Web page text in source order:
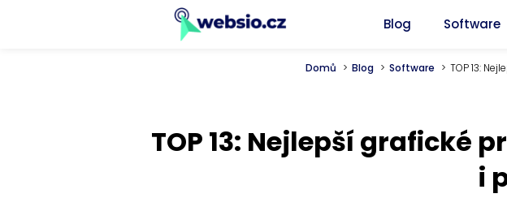
Blog Software
Domů Blog Software TOP 13:
TOP 13: Nejlepší grafické
i